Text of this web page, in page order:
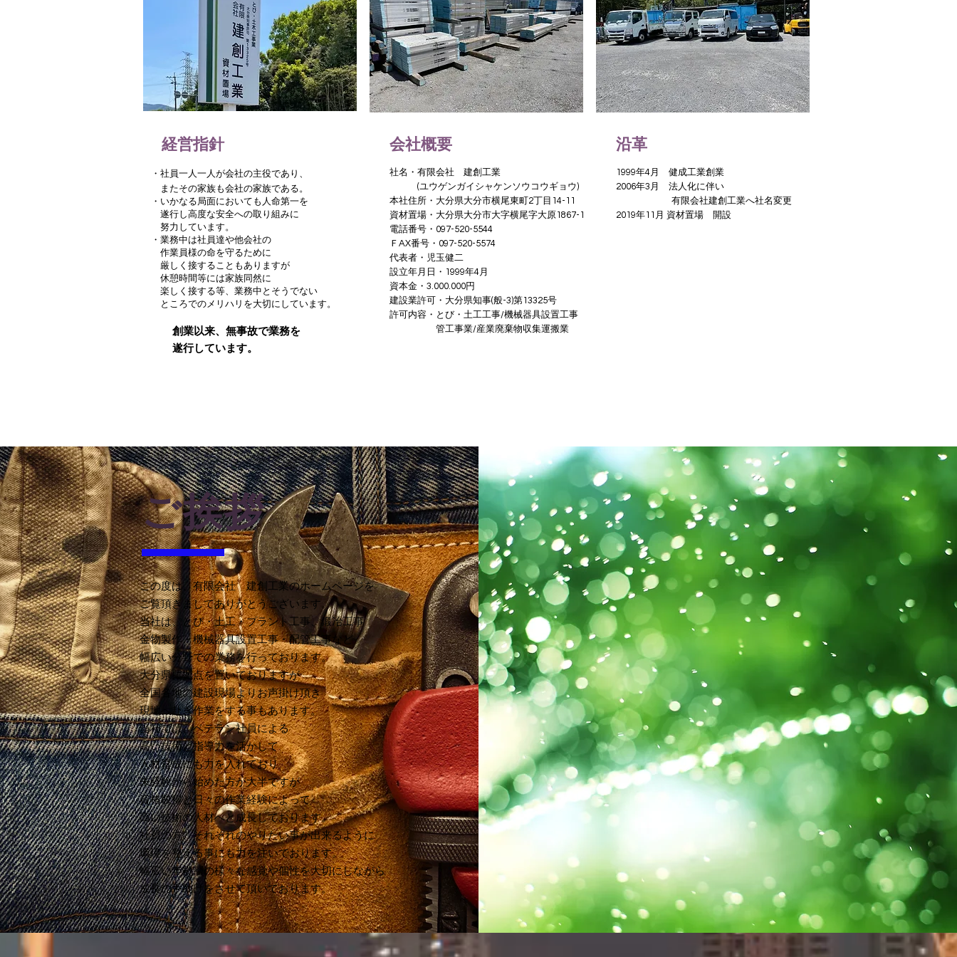
経営指針
・社員一人一人が会社の主役であり、
またその家族も会社の家族である。
・いかなる局面においても人命第一を
遂行し高度な安全への取り組みに
努力しています。
・業務中は社員達や他会社の
作業員様の命を守るために
厳しく接することもありますが
休憩時間等には家族同然に
楽しく接する等、業務中とそうでない
ところでのメリハリを大切にしています。
創業以来、無事故で業務を
​ 遂行しています。
会社概要
社名・有限会社 建創工業
​ (ユウゲンガイシャケンソウコウギョウ)
​本社住所・大分県大分市横尾東町2丁目14-11
資材置場・大分県大分市大字横尾字大原1867-1
電話番号・097-520-5544
ＦAX番号・097-520-5574
代表者・児玉健二
設立年月日・1999年4月
​資本金・3.000.000円
建設業許可・大分県知事(般-3)第13325号
​許可内容・とび・土工工事/機械器具設置工事
​ 管工事業/産業廃棄物収集運搬業
沿革
1999年4月 健成工業創業
2006年3月 法人化に伴い
​ 有限会社建創工業へ社名変更
2019年11月 資材置場 開設
ご挨拶
この度は、有限会社 建創工業のホームページを
ご覧頂きましてありがとうございます。
当社は、とび・土工・プラント工事、鍛冶工事
金物製作・機械器具設置工事・配管工事など
幅広い分野での業務を行っております。
大分県に拠点を置いておりますが
全国各地の建設現場よりお声掛け頂き
現地へ赴き作業をする事もあります。
当社では、ベテラン社員による
高い技術と指導力を活かして
人材育成にも力を入れており
未経験から始めた方が大半ですが
資格取得と日々の​作業経験によって
高い技術の人材へと 成長しております。
社員の方、それぞれのやりたい事が出来るように
環境を整える事にも力を注いでおります。
​幅広い年齢層の様々な感覚や個性を大切にしながら
​成長の手助けをさせて頂いております。